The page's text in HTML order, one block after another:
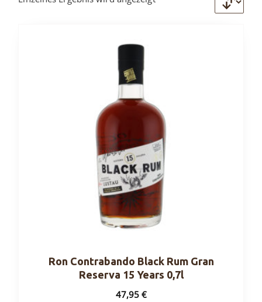
Ron Contrabando Black Rum Gran
Reserva 15 Years 0,7l
47,95€